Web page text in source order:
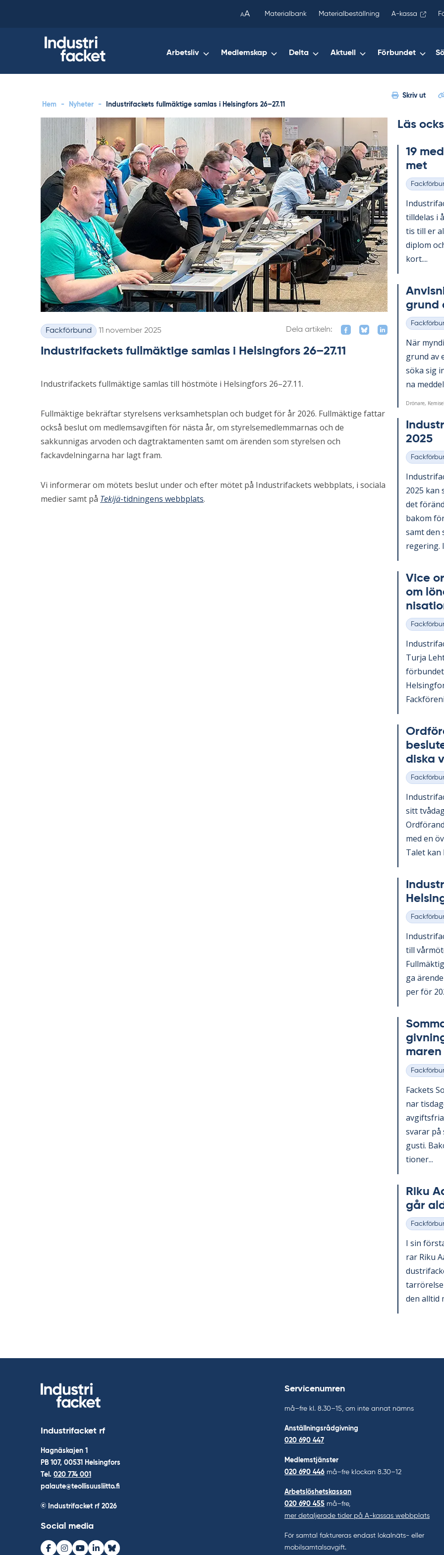
AA Materialbank Materialbeställning A-kassa
Arbetsliv Medlemskap Delta Aktuell Förbundet
Hem - Nyheter - Industrifackets fullmäktige samlas i Helsingfors 26–27.11
Skriv ut
Kategorier
Fackförbund Skriven
11 november 2025 Dela artikeln:
Industrifackets fullmäktige samlas i Helsingfors 26–27.11
Industrifackets fullmäktige samlas till höstmöte i Helsingfors 26–27.11.
Fullmäktige bekräftar styrelsens verksamhetsplan och budget för år 2026. Fullmäktige fattar
också beslut om medlemsavgiften för nästa år, om styrelsemedlemmarnas och de
sakkunnigas arvoden och dagtraktamenten samt om ärenden som styrelsen och
fackavdelningarna har lagt fram.
Vi informerar om mötets beslut under och efter mötet på Industrifackets webbplats, i sociala
medier samt på Tekijä-tidningens webbplats.
Läs
19
met
Kategorier
till­de­las i
tis till er
diplom
kort....
grund
Kategorier
När
grund av
söka sig
na
Drönare,
2025
Kategorier
2025 kan
det
bakom
samt den
re­ge­ring.
Vice
om
Kategorier
Turja
dis­ka
Kategorier
sitt
med en
Ta­let kan
Kategorier
till
ga
per för
ma­ren
Kategorier
Fac­kets
nar
sva­rar
gusti.
tio­ner...
Riku
går
Kategorier
I sin
rar Riku
den all­tid
copied
your
clipboard.)
Industrifacket rf
Hagnäskajen 1
PB 107, 00531 Helsingfors
Tel. 020 774 001
palaute@teollisuusliitto.fi
© Industrifacket rf 2026
Social media
Servicenumren
må–fre kl. 8.30–15, om inte annat nämns
Anställningsrådgivning
020 690 447
Medlemstjänster
020 690 446 må–fre klockan 8.30–12
Arbetslöshetskassan
020 690 455 må–fre,
mer detaljerade tider på A-kassas webbplats
För samtal faktureras endast lokalnäts- eller
mobilsamtalsavgift.